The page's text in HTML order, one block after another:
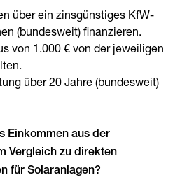
über ein zinsgünstiges KfW-
(bundesweit) finanzieren.
von 1.000 € von der jeweiligen
über 20 Jahre (bundesweit)
Einkommen aus der
Vergleich zu direkten
für Solaranlagen?